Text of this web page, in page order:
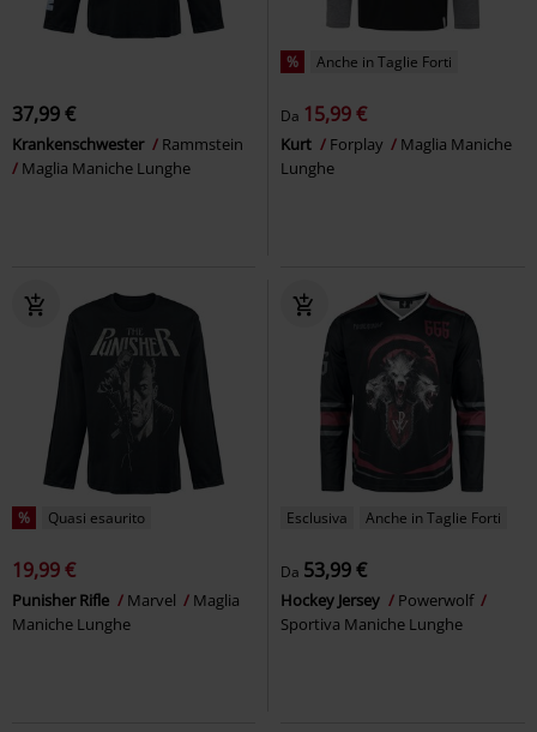
37,99 €
Krankenschwester
Rammstein
Maglia Maniche Lunghe
% Anche in Taglie Forti
Da 15,99 €
Kurt Forplay
Maglia Maniche
Lunghe
% Quasi esaurito
19,99 €
Punisher Rifle Marvel
Maglia
Maniche Lunghe
Esclusiva Anche in Taglie Forti
Da 53,99 €
Hockey Jersey
Powerwolf
Sportiva Maniche Lunghe